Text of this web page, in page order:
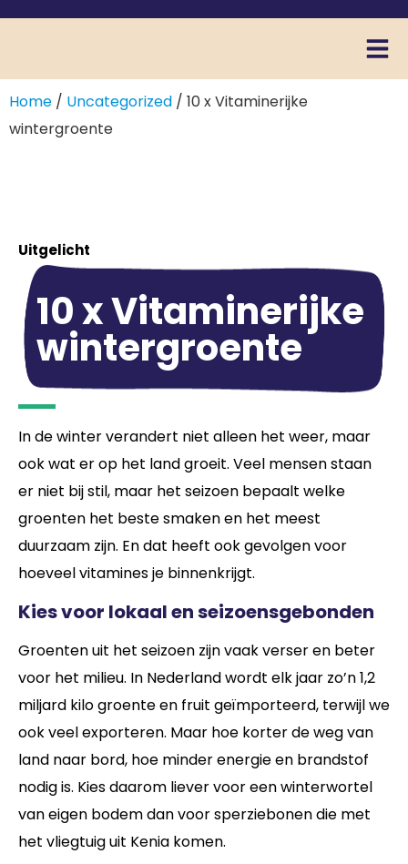
Home / Uncategorized / 10 x Vitaminerijke
wintergroente
Uitgelicht
10 x Vitaminerijke
wintergroente
In de winter verandert niet alleen het weer, maar
ook wat er op het land groeit. Veel mensen staan
er niet bij stil, maar het seizoen bepaalt welke
groenten het beste smaken en het meest
duurzaam zijn. En dat heeft ook gevolgen voor
hoeveel vitamines je binnenkrijgt.
Kies voor lokaal en seizoensgebonden
Groenten uit het seizoen zijn vaak verser en beter
voor het milieu. In Nederland wordt elk jaar zo’n 1,2
miljard kilo groente en fruit geïmporteerd, terwijl we
ook veel exporteren. Maar hoe korter de weg van
land naar bord, hoe minder energie en brandstof
nodig is. Kies daarom liever voor een winterwortel
van eigen bodem dan voor sperziebonen die met
het vliegtuig uit Kenia komen.